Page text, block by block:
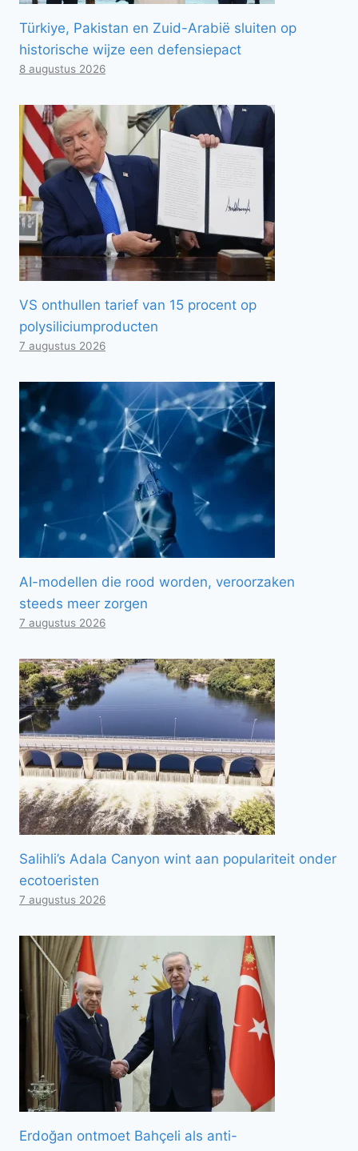
Türkiye, Pakistan en Zuid-Arabië sluiten op
historische wijze een defensiepact
8 augustus 2026
VS onthullen tarief van 15 procent op
polysiliciumproducten
7 augustus 2026
AI-modellen die rood worden, veroorzaken
steeds meer zorgen
7 augustus 2026
Salihli’s Adala Canyon wint aan populariteit onder
ecotoeristen
7 augustus 2026
Erdoğan ontmoet Bahçeli als anti-